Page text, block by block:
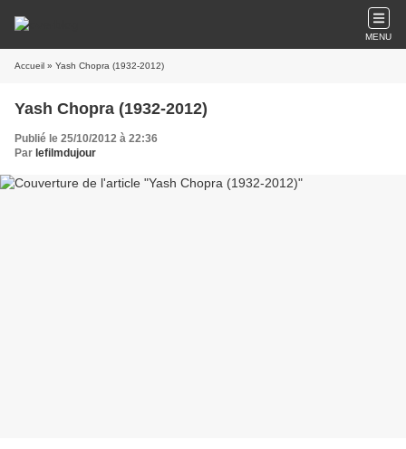
MENU
Accueil » Yash Chopra (1932-2012)
Yash Chopra (1932-2012)
Publié le 25/10/2012 à 22:36
Par lefilmdujour